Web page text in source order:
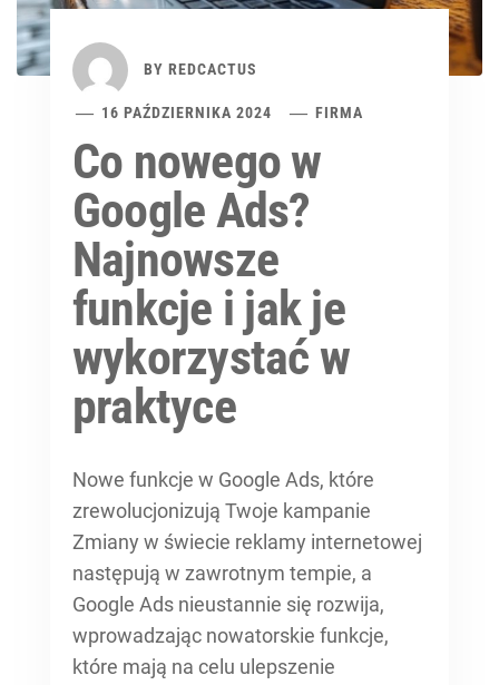
BY REDCACTUS
16 PAŹDZIERNIKA 2024 FIRMA
Co nowego w
Google Ads?
Najnowsze
funkcje i jak je
wykorzystać w
praktyce
Nowe funkcje w Google Ads, które
zrewolucjonizują Twoje kampanie
Zmiany w świecie reklamy internetowej
następują w zawrotnym tempie, a
Google Ads nieustannie się rozwija,
wprowadzając nowatorskie funkcje,
które mają na celu ulepszenie